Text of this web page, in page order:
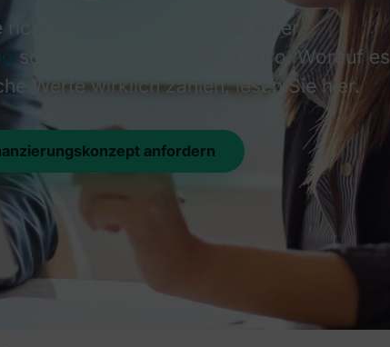
richtig vergleicht, spart bei einer
schnell mehrere tausend Euro. Worauf es
Werte wirklich zählen, lesen Sie hier.
anfordern